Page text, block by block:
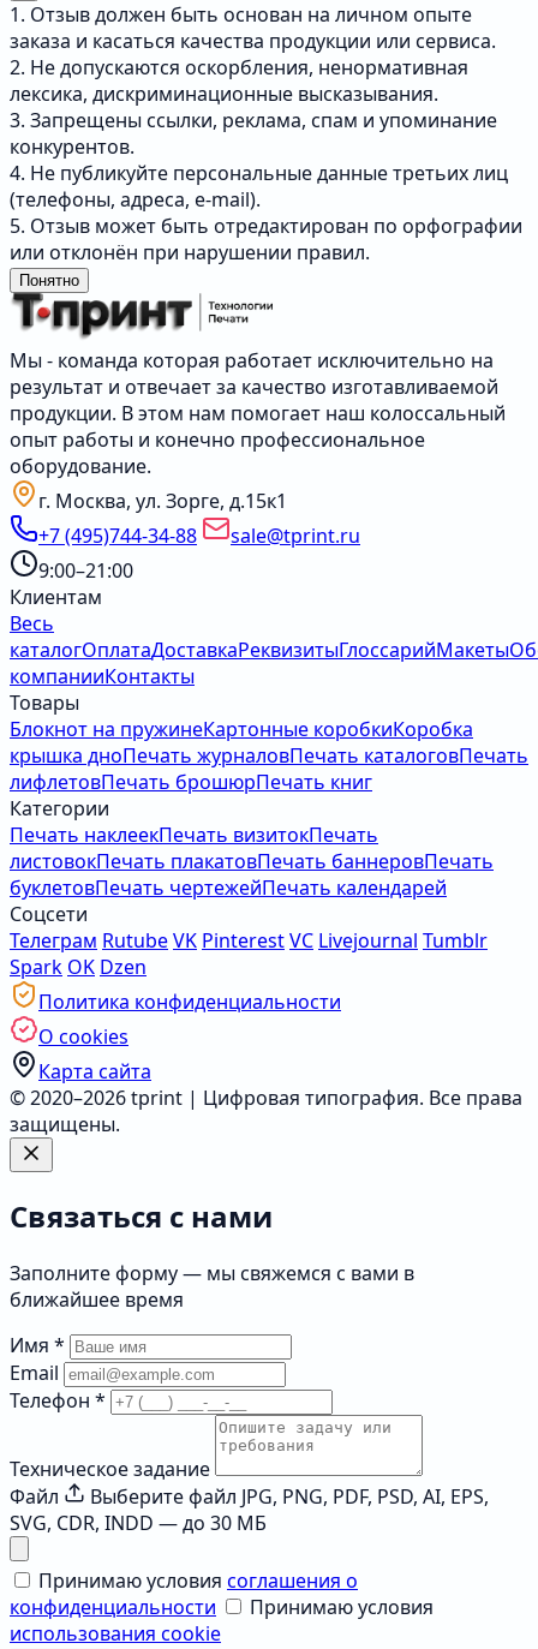
1. Отзыв должен быть основан на личном опыте
заказа и касаться качества продукции или сервиса.
2. Не допускаются оскорбления, ненормативная
лексика, дискриминационные высказывания.
3. Запрещены ссылки, реклама, спам и упоминание
конкурентов.
4. Не публикуйте персональные данные третьих лиц
(телефоны, адреса, e-mail).
5. Отзыв может быть отредактирован по орфографии
или отклонён при нарушении правил.
Понятно
Мы - команда которая работает исключительно на
результат и отвечает за качество изготавливаемой
продукции. В этом нам помогает наш колоссальный
опыт работы и конечно профессиональное
оборудование.
г. Москва, ул. Зорге, д.15к1
+7 (495)744-34-88
sale@tprint.ru
9:00–21:00
Клиентам
Весь
каталогОплатаДоставкаРеквизитыГлоссарийМакеты
компанииКонтакты
Товары
Блокнот на пружинеКартонные коробкиКоробка
крышка дноПечать журналовПечать каталоговПечать
лифлетовПечать брошюрПечать книг
Категории
Печать наклеекПечать визитокПечать
листовокПечать плакатовПечать баннеровПечать
буклетовПечать чертежейПечать календарей
Соцсети
Телеграм RutubeVK PinterestVC Livejournal Tumblr
Spark OK Dzen
Политика конфиденциальности
О cookies
Карта сайта
© 2020–2026 tprint | Цифровая типография. Все права
защищены.
Связаться с нами
Заполните форму — мы свяжемся с вами в
ближайшее время
Имя *
Email
Телефон *
Техническое задание
Файл
Выберите файл JPG, PNG, PDF, PSD, AI, EPS,
SVG, CDR, INDD — до 30 МБ
Принимаю условия соглашения о
конфиденциальности
Принимаю условия
использования cookie